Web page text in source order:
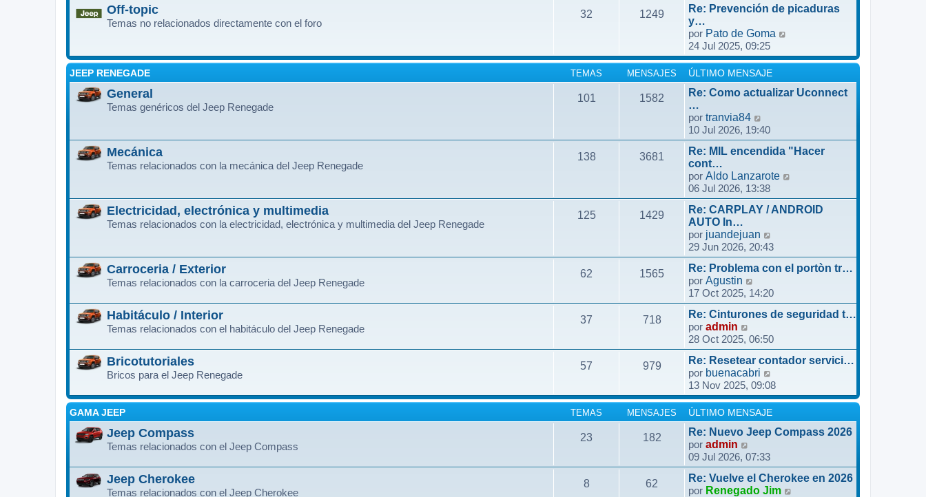
a
e
e
s
a
j
e
i
o
m
e
n
s
a
j
e
ú
l
t
i
m
o
m
n
s
a
j
e
Off-topic
Temas no relacionados directamente con el foro
32 1249
Re: Prevención de picaduras
y…
por Pato de Goma
r
l
t
o
m
n
a
j
24 Jul 2025, 09:25
JEEP RENEGADE TEMAS MENSAJES ÚLTIMO MENSAJE
General
Temas genéricos del Jeep Renegade
101 1582
Re: Como actualizar Uconnect
…
por tranvia84
e
r
ú
t
i
m
m
e
n
s
a
j
e
10 Jul 2026, 19:40
Mecánica
Temas relacionados con la mecánica del Jeep Renegade
138 3681
Re: MIL encendida "Hacer
cont…
por Aldo Lanzarote
r
ú
i
m
e
n
j
06 Jul 2026, 13:38
Electricidad, electrónica y multimedia
Temas relacionados con la electricidad, electrónica y multimedia del Jeep Renegade
125 1429
Re: CARPLAY / ANDROID
AUTO In…
por juandejuan
e
r
ú
l
t
i
o
m
e
s
a
j
e
29 Jun 2026, 20:43
Carroceria / Exterior
Temas relacionados con la carroceria del Jeep Renegade
62 1565
Re: Problema con el portòn tr…
por Agustin
e
r
ú
l
t
i
m
o
m
e
n
s
a
j
e
17 Oct 2025, 14:20
Habitáculo / Interior
Temas relacionados con el habitáculo del Jeep Renegade
37 718
Re: Cinturones de seguridad t…
por admin
e
r
ú
l
i
m
o
e
n
s
28 Oct 2025, 06:50
Bricotutoriales
Bricos para el Jeep Renegade
57 979
Re: Resetear contador servici…
por buenacabri
e
r
ú
l
m
o
m
13 Nov 2025, 09:08
GAMA JEEP TEMAS MENSAJES ÚLTIMO MENSAJE
Jeep Compass
Temas relacionados con el Jeep Compass
23 182
Re: Nuevo Jeep Compass 2026
por admin
e
r
ú
09 Jul 2026, 07:33
Jeep Cherokee
Temas relacionados con el Jeep Cherokee
8 62
Re: Vuelve el Cherokee en 2026
por Renegado Jim